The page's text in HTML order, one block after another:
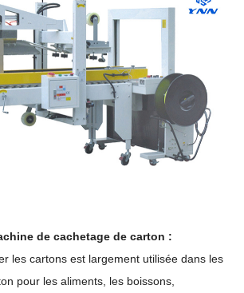
de cachetage de carton :
les cartons est largement utilisée dans les
pour les aliments, les boissons,